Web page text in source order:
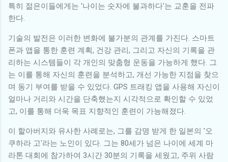
특히 젊은이들에게는 '나이는 숫자에 불과하다'는 교훈을 전파
한다.
기술의 발전은 이러한 변화에 불가분의 관계를 가진다. 스마트
폰과 앱을 통한 훈련 계획, 건강 관리, 그리고 자신의 기록을 관
리하는 시스템들이 각 개인의 맞춤형 운동을 가능하게 했다. 그
는 이를 통해 자신의 훈련을 분석하고, 개선 가능한 지점을 찾으
며 동기 부여를 받을 수 있었다. GPS 트래킹 앱을 사용해 자신이
얼마나 거리와 시간을 단축했는지 시각적으로 확인할 수 있었
고, 이를 통해 더욱 목표 지향적인 훈련이 가능해졌다.
이 할아버지와 유사한 사례로는, 그를 감명 받게 한 일본의 '오
쿠하라 고'라는 노인이 있다. 그는 80세가 넘은 나이에 세계 마
라톤 대회에 참가하여 3시간 30분의 기록을 세웠고, 주위 사람